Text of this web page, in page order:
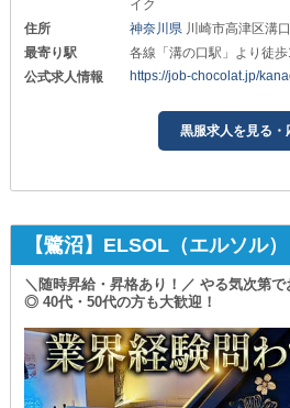
イク
住所
神奈川県 川崎市高津区溝
最寄り駅
各線「溝の口駅」より徒
公式求人情報
https://job-chocolat.jp/
黒服求人を見る・
【鷺沼】ELSOL（エルソル）
＼随時昇給・昇格あり！／ やる気次第
◎ 40代・50代の方も大歓迎！